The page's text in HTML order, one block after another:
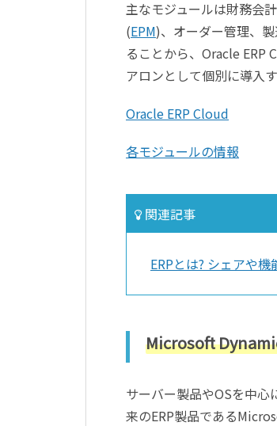
主なモジュールは財務会計
(EPM)、オーダー管理、
ることから、Oracle ERP
アロンとして個別に導入
Oracle ERP Cloud
各モジュールの情報
関連記事
ERPとは? シェアや
Microsoft
サーバー製品やOSを中
来のERP製品である